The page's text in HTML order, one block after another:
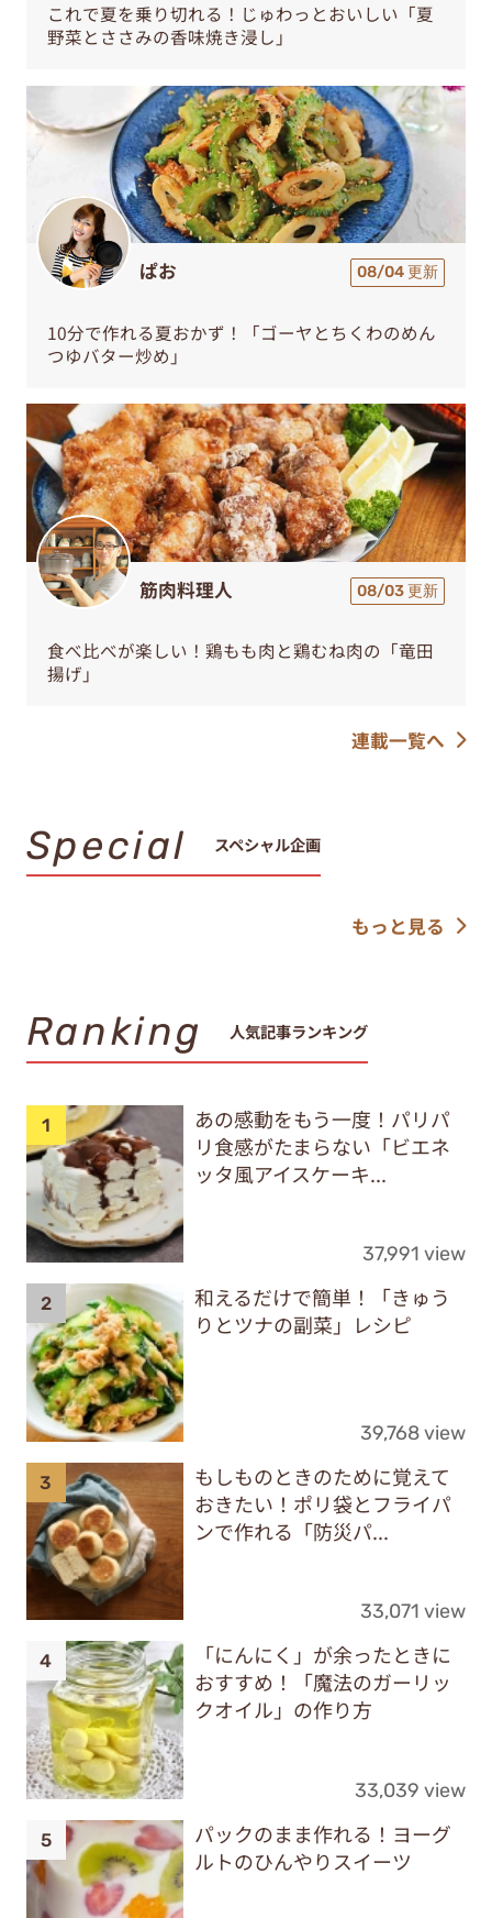
これで夏を乗り切れる！じゅわっとおいしい「夏
野菜とささみの香味焼き浸し」
ぱお 08/04 更新
10分で作れる夏おかず！「ゴーヤとちくわのめん
つゆバター炒め」
筋肉料理人 08/03 更新
食べ比べが楽しい！鶏もも肉と鶏むね肉の「竜田
揚げ」
連載一覧へ
Special スペシャル企画
もっと見る
Ranking 人気記事ランキング
あの感動をもう一度！パリパ
リ食感がたまらない「ビエネ
ッタ風アイスケーキ...
37,991 view
和えるだけで簡単！「きゅう
りとツナの副菜」レシピ
39,768 view
もしものときのために覚えて
おきたい！ポリ袋とフライパ
ンで作れる「防災パ...
33,071 view
「にんにく」が余ったときに
おすすめ！「魔法のガーリッ
クオイル」の作り方
33,039 view
パックのまま作れる！ヨーグ
ルトのひんやりスイーツ